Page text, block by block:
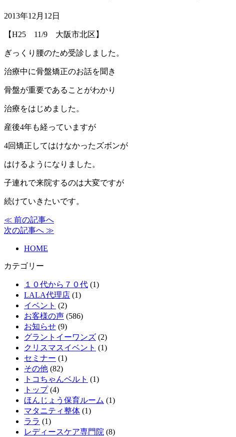
2013年12月12日
【H25 11/9 大阪市北区】
ぎっくり腰のため受診しました。
治療中に骨盤矯正のお話を聞き
骨盤が重要であることがわかり
治療をはじめました。
産後4年も経っていますが
4回矯正してはけなかったズボンが
はけるようになりました。
子連れで来院するのは大変ですが
続けていきたいです。
≪ 前の記事へ
次の記事へ ≫
HOME
カテゴリー
１０代から７０代 (1)
LALA代理店 (1)
イベント (2)
お客様の声 (586)
お知らせ (9)
グラントイーワンズ (2)
クリスマスイベント (1)
セミナー (1)
その他 (82)
トコちゃんベルト (1)
トップ(4)
ほんじょう保育ルーム (1)
マタニティ整体 (1)
ララ (1)
レディースケア専門院 (8)